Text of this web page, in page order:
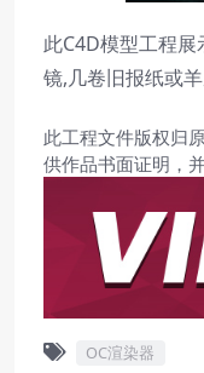
此C4D模型工程
镜,几卷旧报纸或
此工程文件版权归
供作品书面证明，
OC渲染器